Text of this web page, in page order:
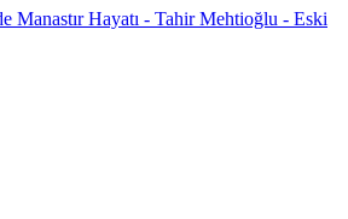
Manastır Hayatı - Tahir Mehtioğlu - Eski